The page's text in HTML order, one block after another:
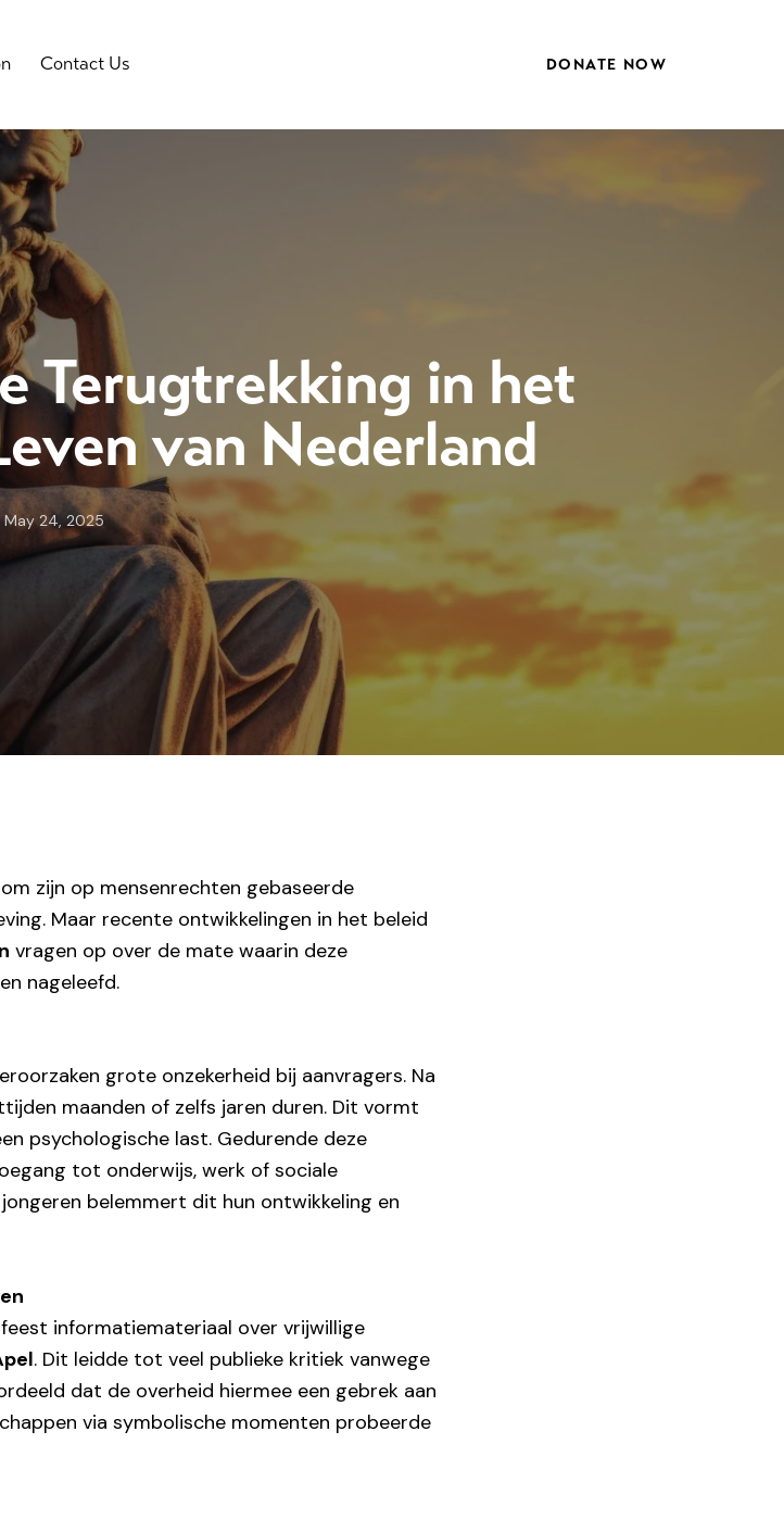
Contact Us DONATE NOW
Terugtrekking in het
van Nederland
May 24, 2025
zijn op mensenrechten gebaseerde
Maar recente ontwikkelingen in het beleid
vragen op over de mate waarin deze
nageleefd.
grote onzekerheid bij aanvragers. Na
maanden of zelfs jaren duren. Dit vormt
psychologische last. Gedurende deze
tot onderwijs, werk of sociale
belemmert dit hun ontwikkeling en
informatiemateriaal over vrijwillige
. Dit leidde tot veel publieke kritiek vanwege
dat de overheid hiermee een gebrek aan
via symbolische momenten probeerde